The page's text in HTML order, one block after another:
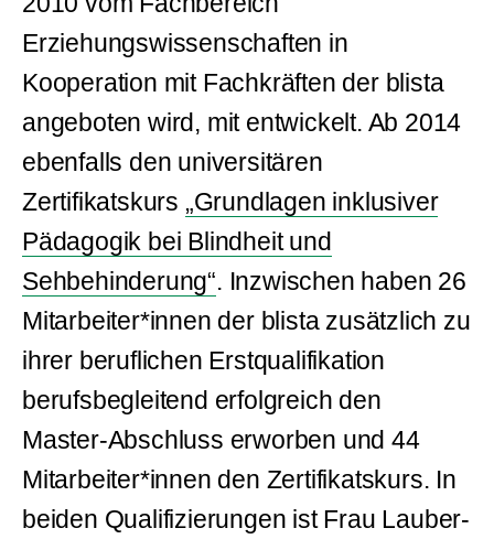
Erziehungswissenschaften in
Kooperation mit Fachkräften der blista
angeboten wird, mit entwickelt. Ab 2014
ebenfalls den universitären
Zertifikatskurs „Grundlagen inklusiver
Pädagogik bei Blindheit und
Sehbehinderung“. Inzwischen haben 26
Mitarbeiter*innen der blista zusätzlich zu
ihrer beruflichen Erstqualifikation
berufsbegleitend erfolgreich den
Master-Abschluss erworben und 44
Mitarbeiter*innen den Zertifikatskurs. In
beiden Qualifizierungen ist Frau Lauber-